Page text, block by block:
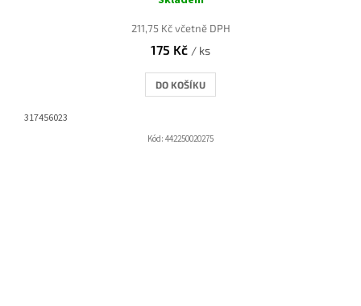
211,75 Kč včetně DPH
175 Kč / ks
DO KOŠÍKU
317456023
Kód: 442250020275